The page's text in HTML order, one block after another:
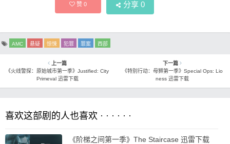
赞0 分享 0
AMC 悬疑 惊悚 犯罪 罪案 西部
上一篇
《火线警探：原始城市第一季》Justified: City
Primeval 迅雷下载
下一篇
《特别行动：母狮第一季》Special Ops: Lio
ness 迅雷下载
喜欢这部剧的人也喜欢 · · · · · ·
《阶梯之间第一季》The Staircase 迅雷下载